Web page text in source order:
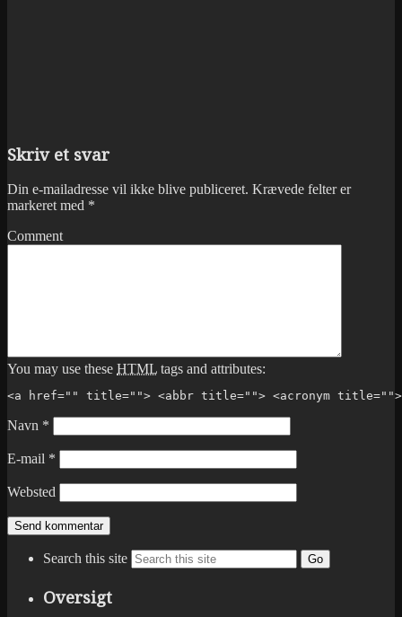
Skriv et svar
Din e-mailadresse vil ikke blive publiceret. Krævede felter er
markeret med *
Comment
You may use these HTML tags and attributes:
<a href="" title=""> <abbr title=""> <acronym title="">
Navn *
E-mail *
Websted
Search this site Go
Oversigt